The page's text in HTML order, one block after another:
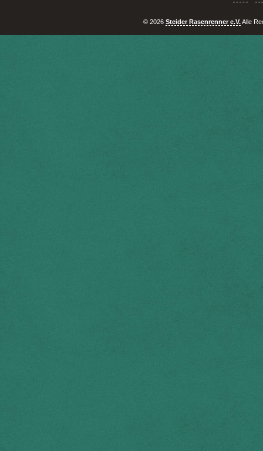
© 2026 Steider Rasenrenner e.V.Alle